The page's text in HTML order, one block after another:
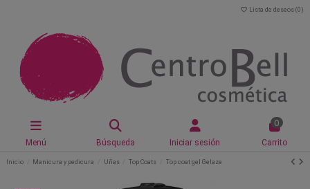
Lista de deseos (0 )
Menú Búsqueda Iniciar sesión
0
Carrito
Inicio Manicura y pedicura Uñas Top Coats Top coat gel Gelaze